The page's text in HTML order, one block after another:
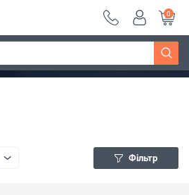
~ 250 грн ~
Дізнатись більше
0
Фільтр